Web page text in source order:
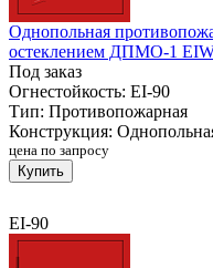
Однопольная
остеклением ДПМО-1
Под заказ
Огнестойкость: EI-90
Тип: Противопожарная
Конструкция:
цена по запросу
Купить
EI-90